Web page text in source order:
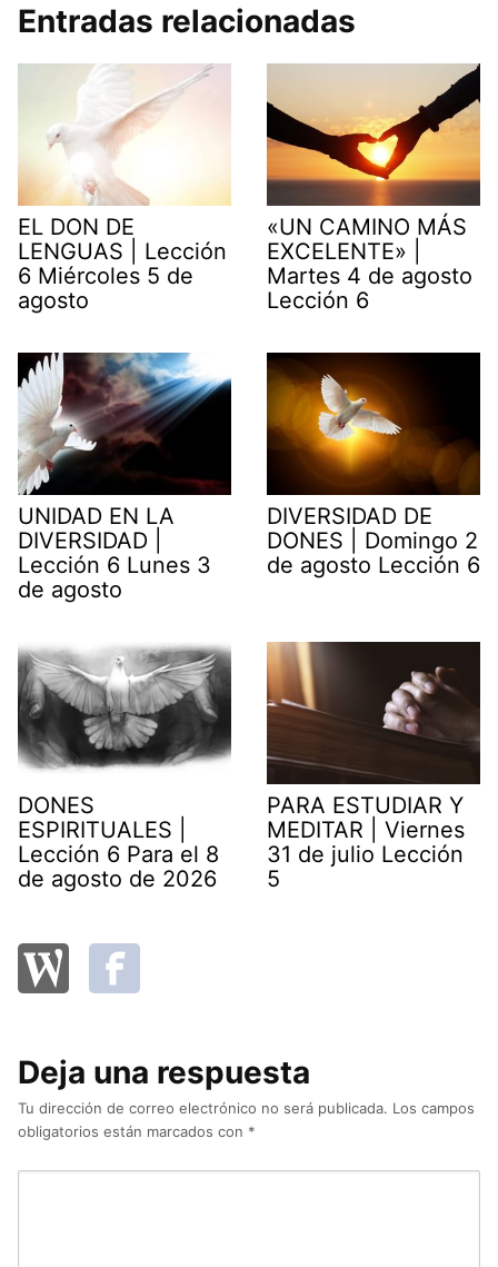
Entradas relacionadas
EL DON DE
LENGUAS | Lección
6 Miércoles 5 de
agosto
«UN CAMINO MÁS
EXCELENTE» |
Martes 4 de agosto
Lección 6
UNIDAD EN LA
DIVERSIDAD |
Lección 6 Lunes 3
de agosto
DIVERSIDAD DE
DONES | Domingo 2
de agosto Lección 6
DONES
ESPIRITUALES |
Lección 6 Para el 8
de agosto de 2026
PARA ESTUDIAR Y
MEDITAR | Viernes
31 de julio Lección
5
Deja una respuesta
Tu dirección de correo electrónico no será publicada. Los campos
obligatorios están marcados con *